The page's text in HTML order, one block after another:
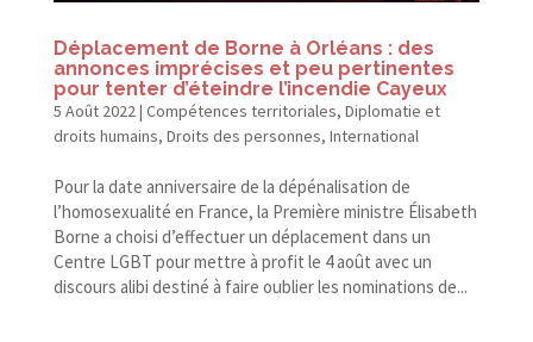
Déplacement de Borne à Orléans : des
annonces imprécises et peu pertinentes
pour tenter d’éteindre l’incendie Cayeux
5 Août 2022 | Compétences territoriales, Diplomatie et
droits humains, Droits des personnes, International
Pour la date anniversaire de la dépénalisation de
l’homosexualité en France, la Première ministre Élisabeth
Borne a choisi d’effectuer un déplacement dans un
Centre LGBT pour mettre à profit le 4 août avec un
discours alibi destiné à faire oublier les nominations de...